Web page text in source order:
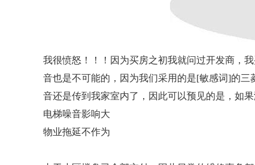
我很愤怒！！！因为买房之初我就问过开发商，
音也是不可能的，因为我们采用的是[敏感词]的
音还是传到我家室内了，因此可以预见的是，如
电梯噪音影响大
物业拖延不作为